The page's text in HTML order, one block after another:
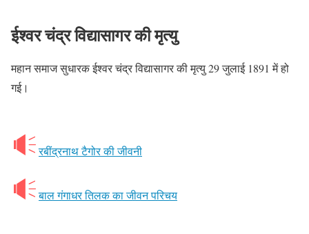
ईश्वर चंद्र विद्यासागर की मृत्यु
महान समाज सुधारक ईश्वर चंद्र विद्यासागर की मृत्यु 29 जुलाई 1891 में हो
गई।
रबींद्रनाथ टैगोर की जीवनी
बाल गंगाधर तिलक का जीवन परिचय